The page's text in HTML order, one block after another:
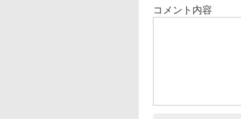
コメント内容